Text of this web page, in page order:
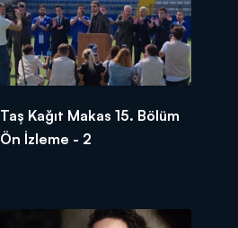
Taş Kağıt Makas 15. Bölüm
Ön İzleme - 2